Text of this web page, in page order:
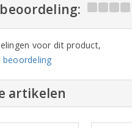
voor dit product,
beoordeling
artikelen